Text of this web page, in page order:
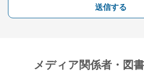
送信する
メディア関係者・図